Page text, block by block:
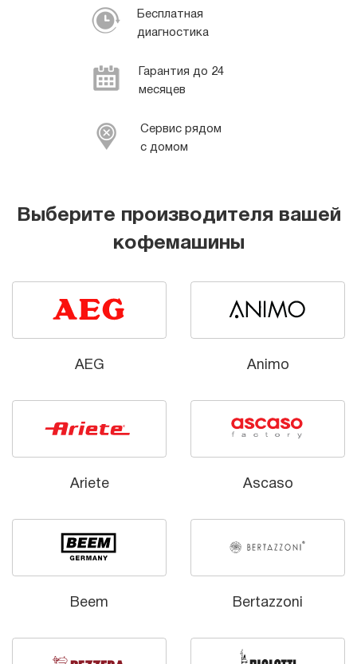
Бесплатная
диагностика
Гарантия до 24
месяцев
Сервис рядом
с домом
Выберите производителя вашей
кофемашины
AEG Animo
Ariete Ascaso
Beem Bertazzoni